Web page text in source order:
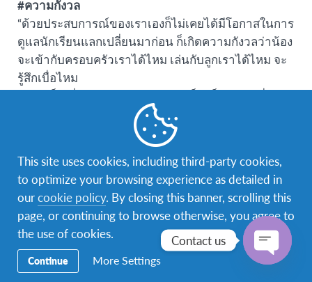
#ความกังวล
“ด้วยประสบการณ์ของเราเองก็ไม่เคยได้มีโอกาสในการ
ดูแลนักเรียนแลกเปลี่ยนมาก่อน ก็เกิดความกังวลว่าน้อง
จะเข้ากับครอบครัวเราได้ไหม เล่นกับลูกเราได้ไหม จะ
รู้สึกเบื่อไหม
แต่เราก็เปลี่ยนจากการมองว่าเขาเป็นเด็กแลกเปลี่ยน
แต่มองว่าเขาคือลูกของเราคนนึง ด้วยความเป็นแม่เรา
ก็ต้องหาให้เจอว่าลูกๆของเราชอบอะไร ก็จะพยายามหา
กิจกรรมที่สามารถทำร่วมกันได้”
Contact us
This site uses cookies, including third-party cookies,
to optimize your browsing experience as detailed in
ourcookie policy. By closing this banner, scrolling this
page, or continuing to browse otherwise, you agree to
the use of cookies.
Continue More Settings